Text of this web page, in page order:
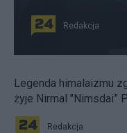
Redakcja
Legenda himalaizmu
żyje Nirmal "Nimsdai”
Redakcja